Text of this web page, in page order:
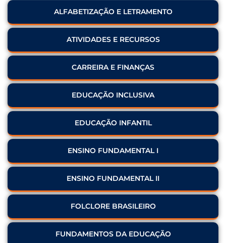
ALFABETIZAÇÃO E LETRAMENTO
ATIVIDADES E RECURSOS
CARREIRA E FINANÇAS
EDUCAÇÃO INCLUSIVA
EDUCAÇÃO INFANTIL
ENSINO FUNDAMENTAL I
ENSINO FUNDAMENTAL II
FOLCLORE BRASILEIRO
FUNDAMENTOS DA EDUCAÇÃO